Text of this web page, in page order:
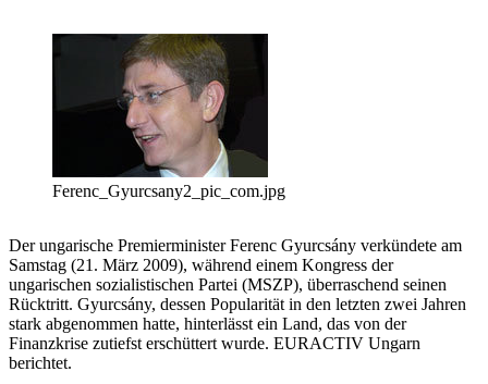
Ferenc_Gyurcsany2_pic_com.jpg
Der ungarische Premierminister Ferenc Gyurcsány verkündete am
Samstag (21. März 2009), während einem Kongress der
ungarischen sozialistischen Partei (MSZP), überraschend seinen
Rücktritt. Gyurcsány, dessen Popularität in den letzten zwei Jahren
stark abgenommen hatte, hinterlässt ein Land, das von der
Finanzkrise zutiefst erschüttert wurde. EURACTIV Ungarn
berichtet.